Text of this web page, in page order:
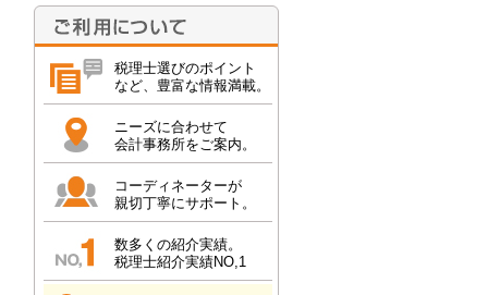
税理士選びのポイント
など、豊富な情報満載。
ニーズに合わせて
会計事務所をご案内。
コーディネーターが
親切丁寧にサポート。
数多くの紹介実績。
税理士紹介実績NO,1